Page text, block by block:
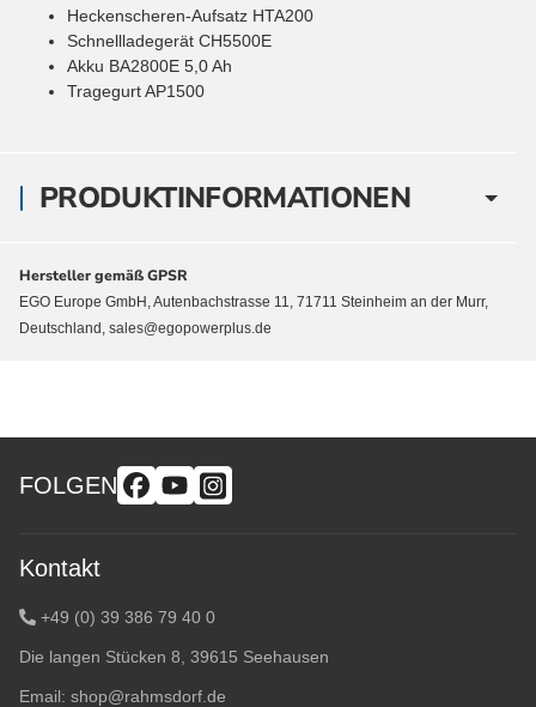
PRODUKTINFORMATIONEN
Heckenscheren-Aufsatz HTA200
Schnellladegerät CH5500E
Akku BA2800E 5,0 Ah
Tragegurt AP1500
Hersteller gemäß GPSR
EGO Europe GmbH, Autenbachstrasse 11, 71711 Steinheim an der Murr,
Deutschland, sales@egopowerplus.de
FOLGEN
Kontakt
+49 (0) 39 386 79 40 0
Die langen Stücken 8, 39615 Seehausen
Email: shop@rahmsdorf.de